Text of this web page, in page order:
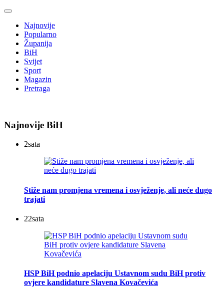
Najnovije
Popularno
Županija
BiH
Svijet
Sport
Magazin
Pretraga
Najnovije BiH
2sata
Stiže nam promjena vremena i osvježenje, ali neće dugo
trajati
22sata
HSP BiH podnio apelaciju Ustavnom sudu BiH protiv
ovjere kandidature Slavena Kovačevića